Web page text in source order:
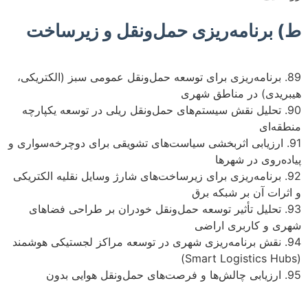
ط) برنامه‌ریزی حمل‌ونقل و زیرساخت
89. برنامه‌ریزی برای توسعه حمل‌ونقل عمومی سبز (الکتریکی،
هیبریدی) در مناطق شهری
90. تحلیل نقش سیستم‌های حمل‌ونقل ریلی در توسعه یکپارچه
منطقه‌ای
91. ارزیابی اثربخشی سیاست‌های تشویقی برای دوچرخه‌سواری و
پیاده‌روی در شهرها
92. برنامه‌ریزی برای زیرساخت‌های شارژ وسایل نقلیه الکتریکی
و اثرات آن بر شبکه برق
93. تحلیل تأثیر توسعه حمل‌ونقل خودران بر طراحی فضاهای
شهری و کاربری اراضی
94. نقش برنامه‌ریزی شهری در توسعه مراکز لجستیکی هوشمند
(Smart Logistics Hubs)
95. ارزیابی چالش‌ها و فرصت‌های حمل‌ونقل هوایی بدون